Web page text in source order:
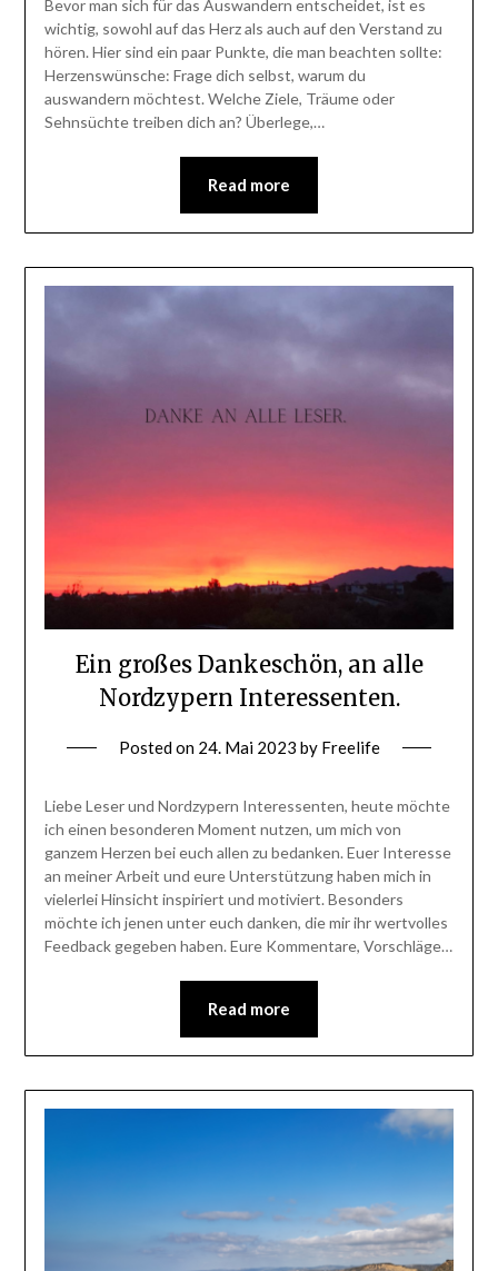
Bevor man sich für das Auswandern entscheidet, ist es
wichtig, sowohl auf das Herz als auch auf den Verstand zu
hören. Hier sind ein paar Punkte, die man beachten sollte:
Herzenswünsche: Frage dich selbst, warum du
auswandern möchtest. Welche Ziele, Träume oder
Sehnsüchte treiben dich an? Überlege,…
Read more
Ein großes Dankeschön, an alle
Nordzypern Interessenten.
Posted on 24. Mai 2023 by Freelife
Liebe Leser und Nordzypern Interessenten, heute möchte
ich einen besonderen Moment nutzen, um mich von
ganzem Herzen bei euch allen zu bedanken. Euer Interesse
an meiner Arbeit und eure Unterstützung haben mich in
vielerlei Hinsicht inspiriert und motiviert. Besonders
möchte ich jenen unter euch danken, die mir ihr wertvolles
Feedback gegeben haben. Eure Kommentare, Vorschläge…
Read more